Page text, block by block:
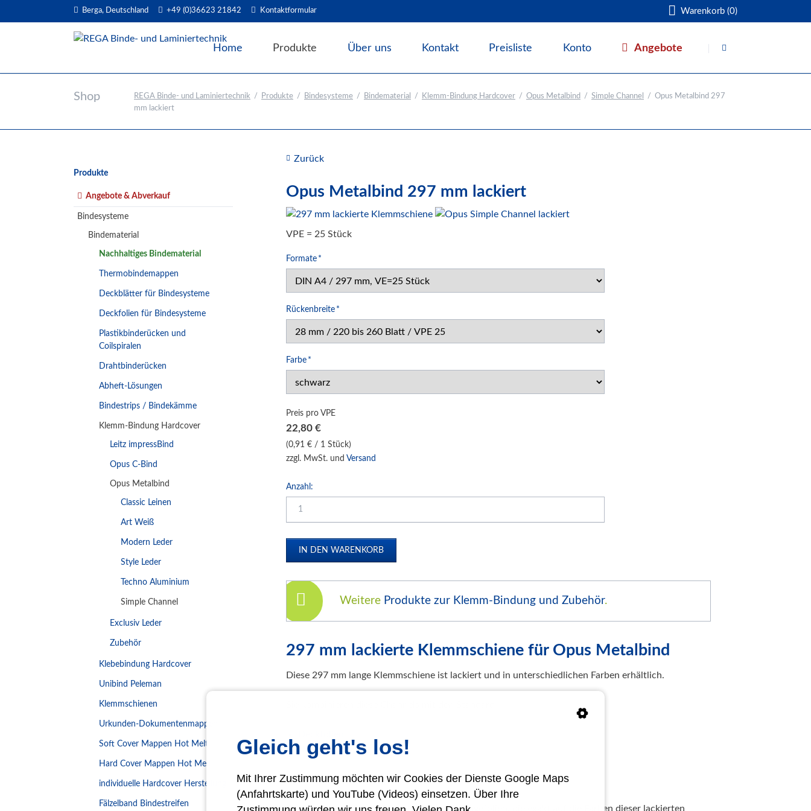
Berga, Deutschland +49 (0)36623 21842 Kontaktformular Warenkorb (0)
überspringen
Home Produkte
Bindesysteme
Thermobindemappen
Deckfolien für Bindesysteme
Plastikbinderücken und Coilspiralen
Drahtbinderücken
Bindestrips / Bindekämme
Klemm-Bindung Hardcover
Leitz impressBind
Opus Metalbind
Classic Leinen
Art Weiß
Modern Leder
Style Leder
Techno Aluminium
Simple Channel
Zubehör
Klebebindung Hardcover
Klemmschienen
Soft Cover Mappen Hot Melt
Hard Cover Mappen Hot Melt
individuelle Hardcover Herstellung
Fälzelband Bindestreifen
Selbstklebeprodukte-Selbstklebetaschen
Schneidesysteme
Papierweiterverarbeitung
Präge- und Foliendrucker
Werbetechnik / Displays
Über uns Kontakt Preisliste Konto Angebote
Shop REGA Binde- und Laminiertechnik Produkte Bindesysteme Bindematerial Klemm-Bindung Hardcover Opus Metalbind Simple Channel
Opus Metalbind 297
mm lackiert
Zurück
Opus Metalbind 297 mm lackiert
VPE = 25 Stück
Pflichtfeld
Formate *
Pflichtfeld
Rückenbreite *
Pflichtfeld
Farbe *
Preis pro VPE
22,80 €
(0,91 € / 1 Stück)
zzgl. MwSt. und Versand
Anzahl:
Weitere Produkte zur Klemm-Bindung und Zubehör.
297 mm lackierte Klemmschiene für Opus Metalbind
Diese 297 mm lange Klemmschiene ist lackiert und in unterschiedlichen Farben erhältlich.
Deckblätter
aus unserem Liefersortiment.
Für Ihre Prägemaschine liefern wir Ihnen Prägefolien, die exakt auf die Farben dieser lackierten
Navigation
Produkte
Angebote & Abverkauf
Bindesysteme
Bindematerial
Nachhaltiges Bindematerial
Thermobindemappen
Deckblätter für Bindesysteme
Deckfolien für Bindesysteme
Plastikbinderücken und
Coilspiralen
Drahtbinderücken
Abheft-Lösungen
Bindestrips / Bindekämme
Klemm-Bindung Hardcover
Leitz impressBind
Opus C-Bind
Opus Metalbind
Classic Leinen
Art Weiß
Modern Leder
Style Leder
Techno Aluminium
Simple Channel
Exclusiv Leder
Zubehör
Klebebindung Hardcover
Unibind Peleman
Klemmschienen
Urkunden-Dokumentenmappen
Soft Cover Mappen Hot Melt
Hard Cover Mappen Hot Melt
individuelle Hardcover Herstellung
Fälzelband Bindestreifen
Gleich geht's los!
Mit Ihrer Zustimmung möchten wir Cookies der Dienste Google Maps
(Anfahrtskarte) und YouTube (Videos) einsetzen. Über Ihre